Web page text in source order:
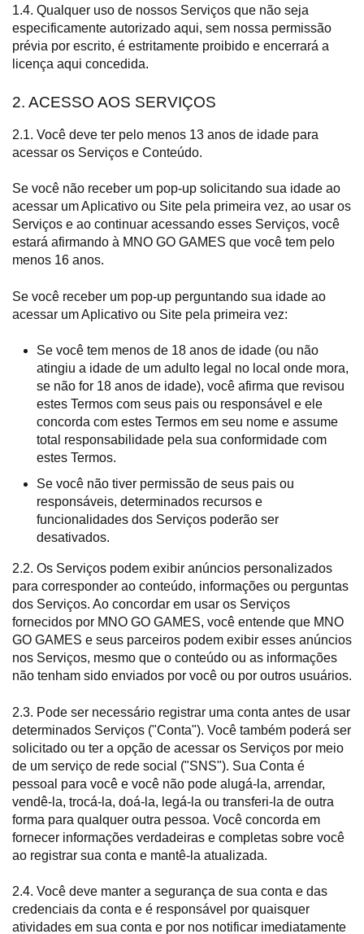
1.4. Qualquer uso de nossos Serviços que não seja
especificamente autorizado aqui, sem nossa permissão
prévia por escrito, é estritamente proibido e encerrará a
licença aqui concedida.
2. ACESSO AOS SERVIÇOS
2.1. Você deve ter pelo menos 13 anos de idade para
acessar os Serviços e Conteúdo.
Se você não receber um pop-up solicitando sua idade ao
acessar um Aplicativo ou Site pela primeira vez, ao usar os
Serviços e ao continuar acessando esses Serviços, você
estará afirmando à MNO GO GAMES que você tem pelo
menos 16 anos.
Se você receber um pop-up perguntando sua idade ao
acessar um Aplicativo ou Site pela primeira vez:
Se você tem menos de 18 anos de idade (ou não
atingiu a idade de um adulto legal no local onde mora,
se não for 18 anos de idade), você afirma que revisou
estes Termos com seus pais ou responsável e ele
concorda com estes Termos em seu nome e assume
total responsabilidade pela sua conformidade com
estes Termos.
Se você não tiver permissão de seus pais ou
responsáveis, determinados recursos e
funcionalidades dos Serviços poderão ser
desativados.
2.2. Os Serviços podem exibir anúncios personalizados
para corresponder ao conteúdo, informações ou perguntas
dos Serviços. Ao concordar em usar os Serviços
fornecidos por MNO GO GAMES, você entende que MNO
GO GAMES e seus parceiros podem exibir esses anúncios
nos Serviços, mesmo que o conteúdo ou as informações
não tenham sido enviados por você ou por outros usuários.
2.3. Pode ser necessário registrar uma conta antes de usar
determinados Serviços ("Conta"). Você também poderá ser
solicitado ou ter a opção de acessar os Serviços por meio
de um serviço de rede social ("SNS"). Sua Conta é
pessoal para você e você não pode alugá-la, arrendar,
vendê-la, trocá-la, doá-la, legá-la ou transferi-la de outra
forma para qualquer outra pessoa. Você concorda em
fornecer informações verdadeiras e completas sobre você
ao registrar sua conta e mantê-la atualizada.
2.4. Você deve manter a segurança de sua conta e das
credenciais da conta e é responsável por quaisquer
atividades em sua conta e por nos notificar imediatamente